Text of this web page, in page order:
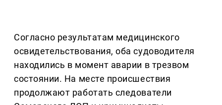
Согласно результатам медицинского
освидетельствования, оба судоводителя
находились в момент аварии в трезвом
состоянии. На месте происшествия
продолжают работать следователи